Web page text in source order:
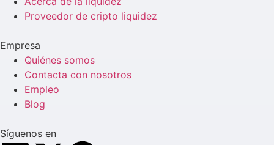
Proveedor de cripto liquidez
Empresa
Quiénes somos
Contacta con nosotros
Empleo
Blog
Síguenos en